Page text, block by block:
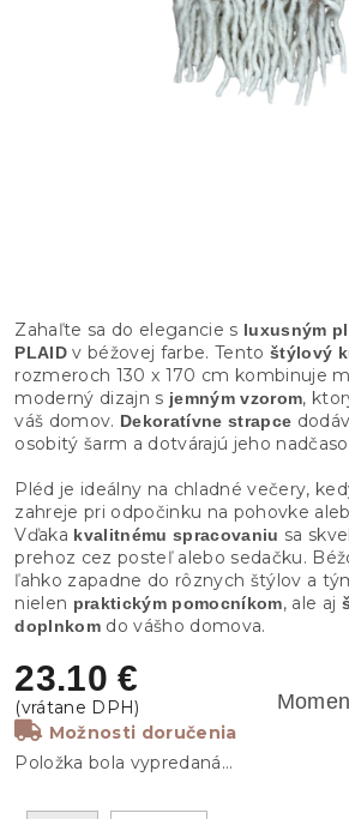
23.10 €
Možnosti doručenia
Položka bola vypredaná…
Zahaľte sa do elegancie s luxusným
PLAIDv béžovej farbe. Tento štýlový
rozmeroch 130 x 170 cm kombinuje
moderný dizajn s jemným vzorom,
váš domov. Dekoratívne strapce
osobitý šarm a dotvárajú jeho
Pléd je ideálny na chladné večery,
zahreje pri odpočinku na pohovke
Vďaka kvalitnému spracovaniu sa
prehoz cez posteľ alebo sedačku.
ľahko zapadne do rôznych štýlov a
nielen praktickým pomocníkom, ale aj
doplnkomdo vášho domova.